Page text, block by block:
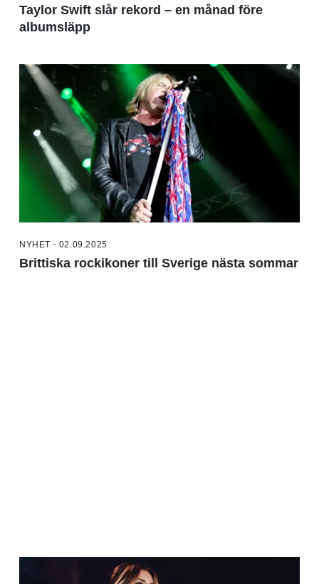
Taylor Swift slår rekord – en månad före
albumsläpp
NYHET - 02.09.2025
Brittiska rockikoner till Sverige nästa sommar